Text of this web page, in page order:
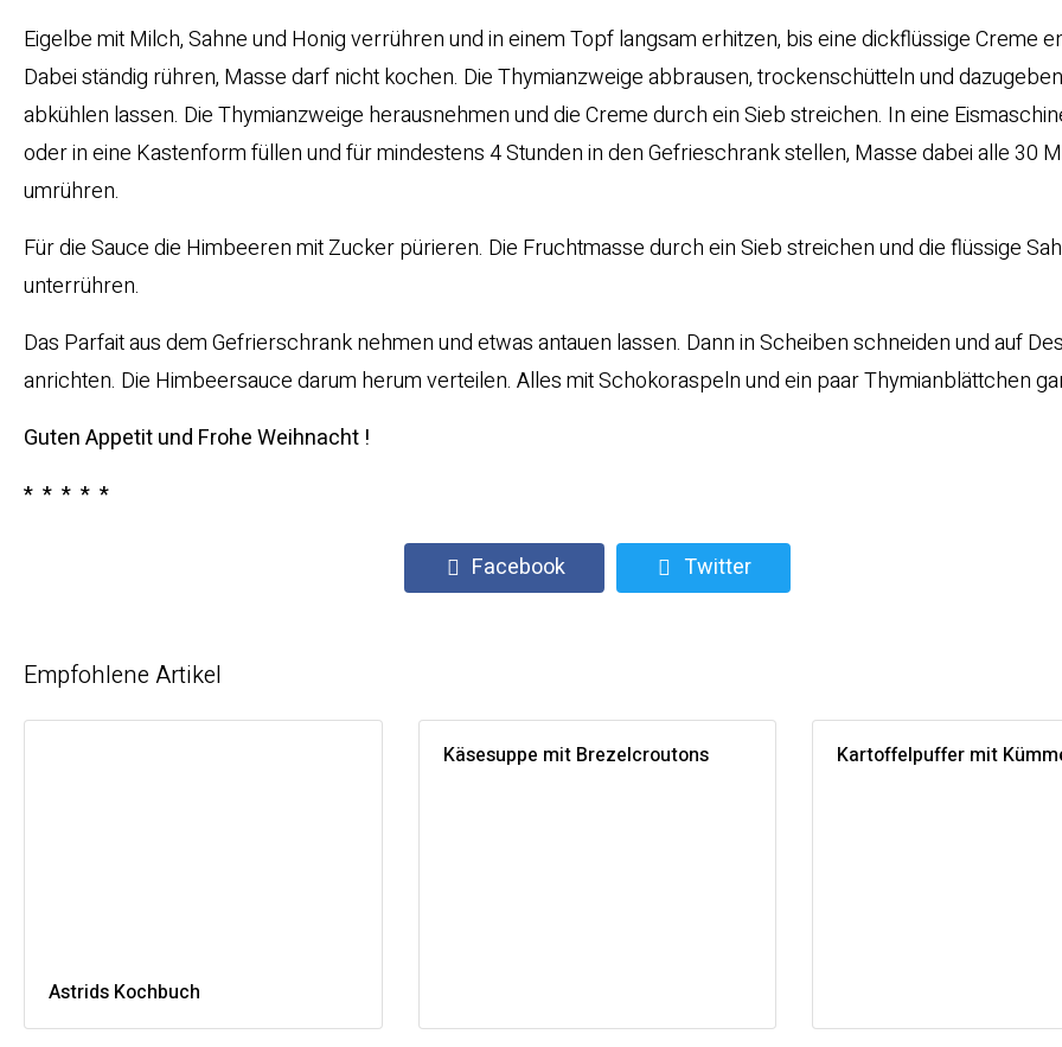
Eigelbe mit Milch, Sahne und Honig verrühren und in einem Topf langsam erhitzen, bis eine dickflüssige Creme
Dabei ständig rühren, Masse darf nicht kochen. Die Thymianzweige abbrausen, trockenschütteln und
abkühlen lassen. Die Thymianzweige herausnehmen und die Creme durch ein Sieb streichen. In eine
oder in eine Kastenform füllen und für mindestens 4 Stunden in den Gefrieschrank stellen, Masse dabei alle 30
umrühren.
Für die Sauce die Himbeeren mit Zucker pürieren. Die Fruchtmasse durch ein Sieb streichen und die flüssige
unterrühren.
Das Parfait aus dem Gefrierschrank nehmen und etwas antauen lassen. Dann in Scheiben schneiden und auf
anrichten. Die Himbeersauce darum herum verteilen. Alles mit Schokoraspeln und ein paar Thymianblättchen
Guten Appetit und Frohe Weihnacht !
* * * * *
Facebook Twitter
Empfohlene Artikel
Astrids Kochbuch
Käsesuppe mit Brezelcroutons Kartoffelpuffer mit